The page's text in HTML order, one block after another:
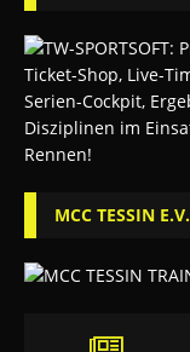
MCC TESSIN E.V.